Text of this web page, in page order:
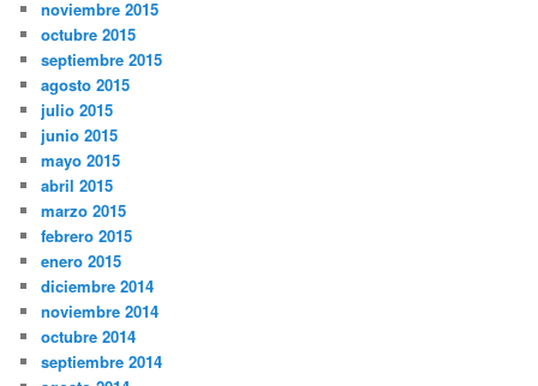
noviembre 2015
octubre 2015
septiembre 2015
agosto 2015
julio 2015
junio 2015
mayo 2015
abril 2015
marzo 2015
febrero 2015
enero 2015
diciembre 2014
noviembre 2014
octubre 2014
septiembre 2014